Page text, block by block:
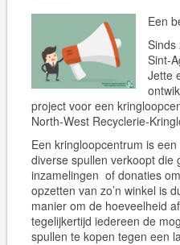
Een
Sinds
Sint-
Jette
project voor een
North-West Recyclerie-
Een kringloopcentrum is
diverse spullen verkoopt die
inzamelingen of donaties
opzetten van zo’n winkel is
manier om de hoeveelheid
tegelijkertijd iedereen de
spullen te kopen tegen een